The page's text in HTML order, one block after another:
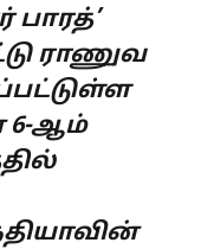
பாரத்’
ராணுவ
6-ஆம்